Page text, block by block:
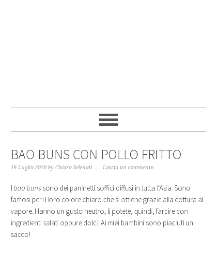
BAO BUNS CON POLLO FRITTO
19 Luglio 2020 byChiara Selenati Lascia un commento
Ibao buns sono dei paninetti soffici diffusi in tutta l’Asia. Sono
famosi per il loro colore chiaro che si ottiene grazie alla cottura al
vapore. Hanno un gusto neutro, li potete, quindi, farcire con
ingredienti salati oppure dolci. Ai miei bambini sono piaciuti un
sacco!